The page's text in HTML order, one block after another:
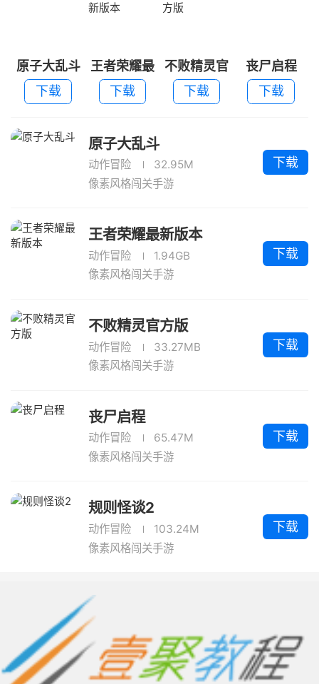
原子大乱斗
下载
王者荣耀最
新版本
下载
不败精灵官
方版
下载
丧尸启程
下载
原子大乱斗
动作冒险
32.95M
像素风格闯关手游
下载
王者荣耀最新版本
动作冒险
1.94GB
像素风格闯关手游
下载
不败精灵官方版
动作冒险
33.27MB
像素风格闯关手游
下载
丧尸启程
动作冒险
65.47M
像素风格闯关手游
下载
规则怪谈2
动作冒险
103.24M
像素风格闯关手游
下载